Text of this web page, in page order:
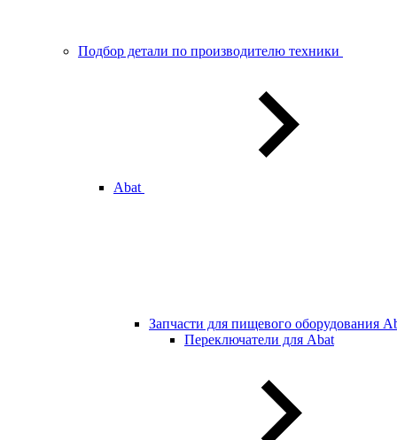
Подбор детали по производителю техники
Abat
Запчасти для пищевого оборудования
Переключатели для Abat